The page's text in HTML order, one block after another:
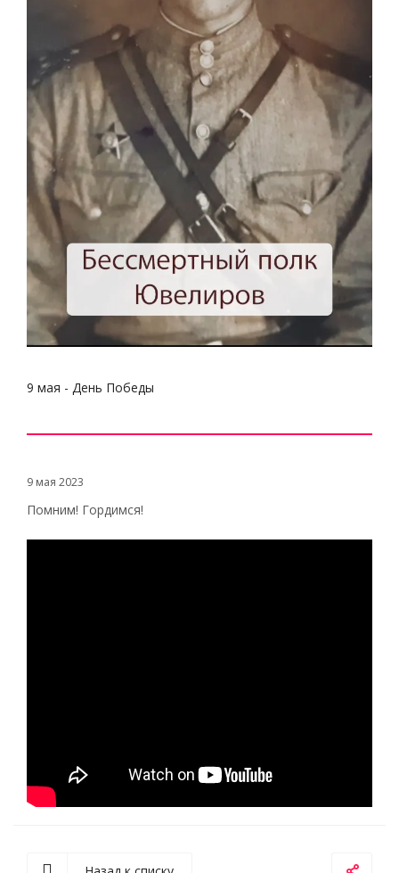
9 мая - День Победы
9 мая 2023
Помним! Гордимся!